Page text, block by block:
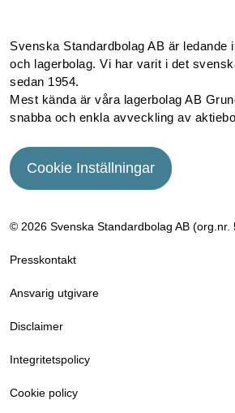
Svenska Standardbolag AB är ledande
och lagerbolag. Vi har varit i det
sedan 1954.
Mest kända är våra lagerbolag AB
snabba och enkla avveckling av
Cookie Inställningar
© 2026 Svenska Standardbolag AB (org.nr.
Presskontakt
Ansvarig utgivare
Disclaimer
Integritetspolicy
Cookie policy